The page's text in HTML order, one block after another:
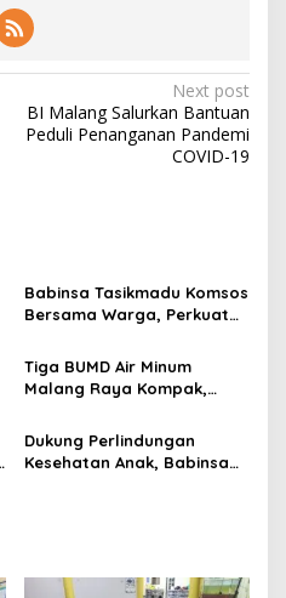
Next post
BI Malang Salurkan Bantuan
Peduli Penanganan Pandemi
COVID-19
Babinsa Tasikmadu Komsos
Bersama Warga, Perkuat
Kondusivitas Wilayah
Tiga BUMD Air Minum
Malang Raya Kompak,
Tapi Juga Prestasi
Dukung Perlindungan
Kesehatan Anak, Babinsa